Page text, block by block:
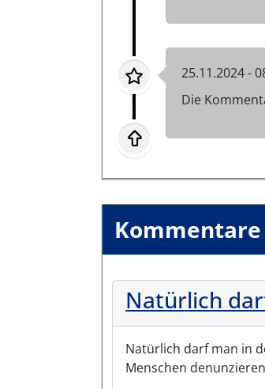
25.11.2024 -
Die
Kommentare
Natürlich
Natürlich darf man in
Menschen